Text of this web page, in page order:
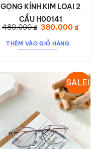
GỌNG KÍNH KIM LOẠI 2
CẦU H00141
480.000₫ Giá
là:
480.000 ₫.
380.000₫Giá
THÊM VÀO GIỎ HÀNG
SALE!